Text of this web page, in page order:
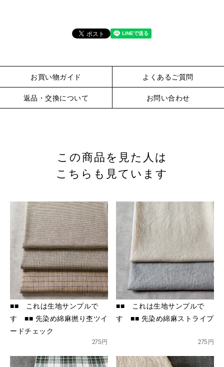
※詳しくはこちら
お買い物ガイド よくあるご質問
返品・交換について お問い合わせ
この商品を見た人は
こちらも見ています
■■ これは生地サンプルで
す ■■ 先染め綿麻撚り杢ツイ
ードチェック
275円
■■ これは生地サンプルで
す ■■ 先染め綿麻ストライプ
275円